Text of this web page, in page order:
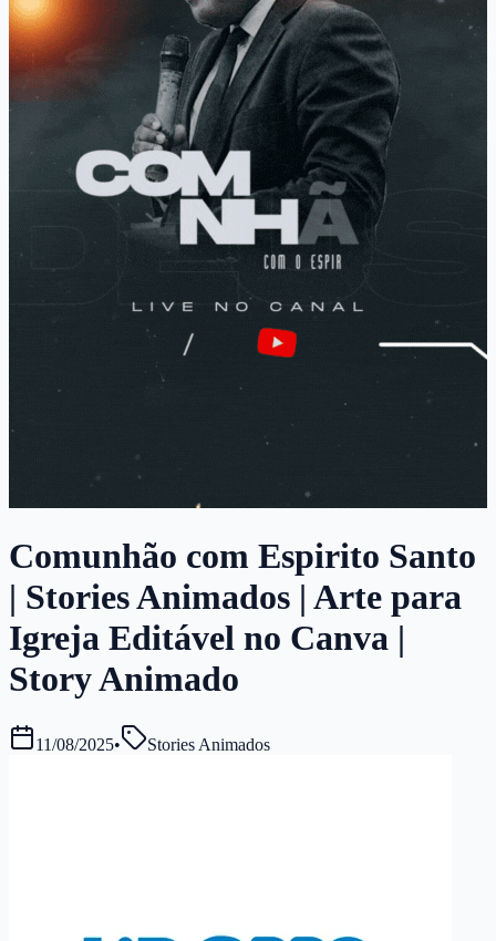
Comunhão com Espirito Santo
| Stories Animados | Arte para
Igreja Editável no Canva |
Story Animado
11/08/2025• Stories Animados